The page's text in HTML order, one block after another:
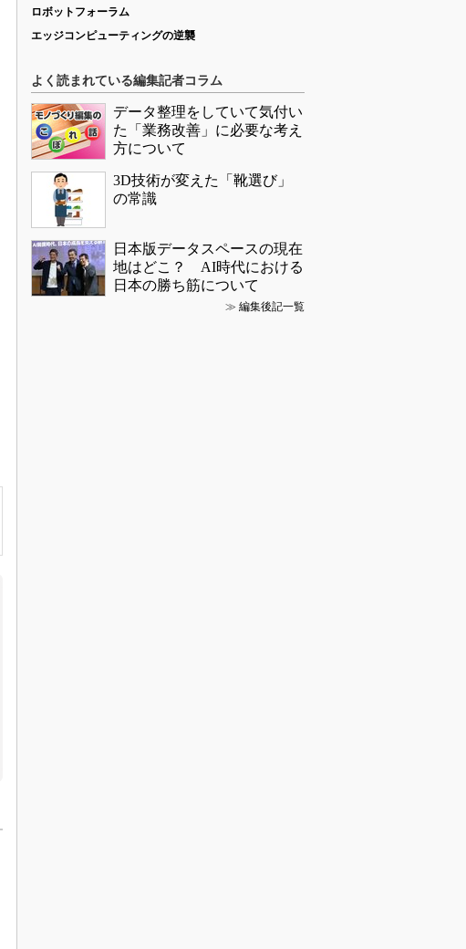
ロボットフォーラム
エッジコンピューティングの逆襲
よく読まれている編集記者コラム
データ整理をしていて気付い
た「業務改善」に必要な考え
方について
3D技術が変えた「靴選び」
の常識
日本版データスペースの現在
地はどこ？ AI時代における
日本の勝ち筋について
≫ 編集後記一覧